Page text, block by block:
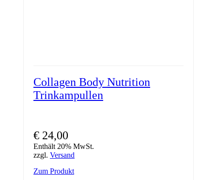
Collagen Body Nutrition
Trinkampullen
€ 24,00
Enthält 20% MwSt.
zzgl. Versand
Zum Produkt